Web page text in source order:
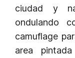
ciudad y
ondulando
camuflage
area